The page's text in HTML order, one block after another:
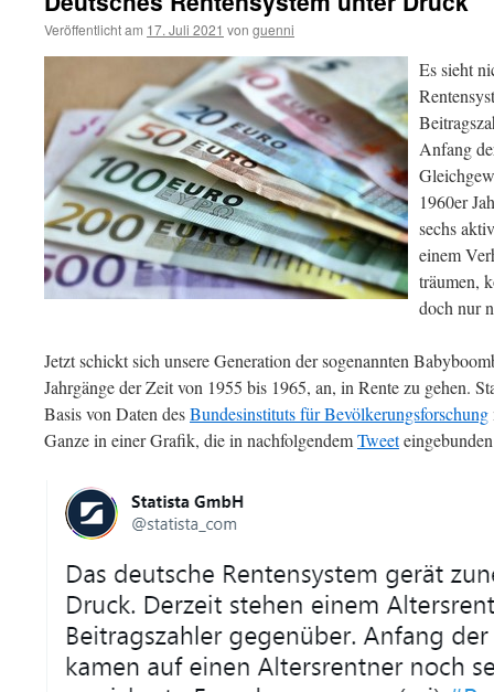
Veröffentlicht am 17. Juli 2021 von guenni
Es sieht
Anfang
1960er
sechs
einem
träumen,
doch nur
Jetzt schickt sich unsere Generation der sogenannten
Jahrgänge der Zeit von 1955 bis 1965, an, in Rente zu gehen.
Basis von Daten desBundesinstituts für Bevölkerungsforschung
Ganze in einer Grafik, die in nachfolgendemTweet